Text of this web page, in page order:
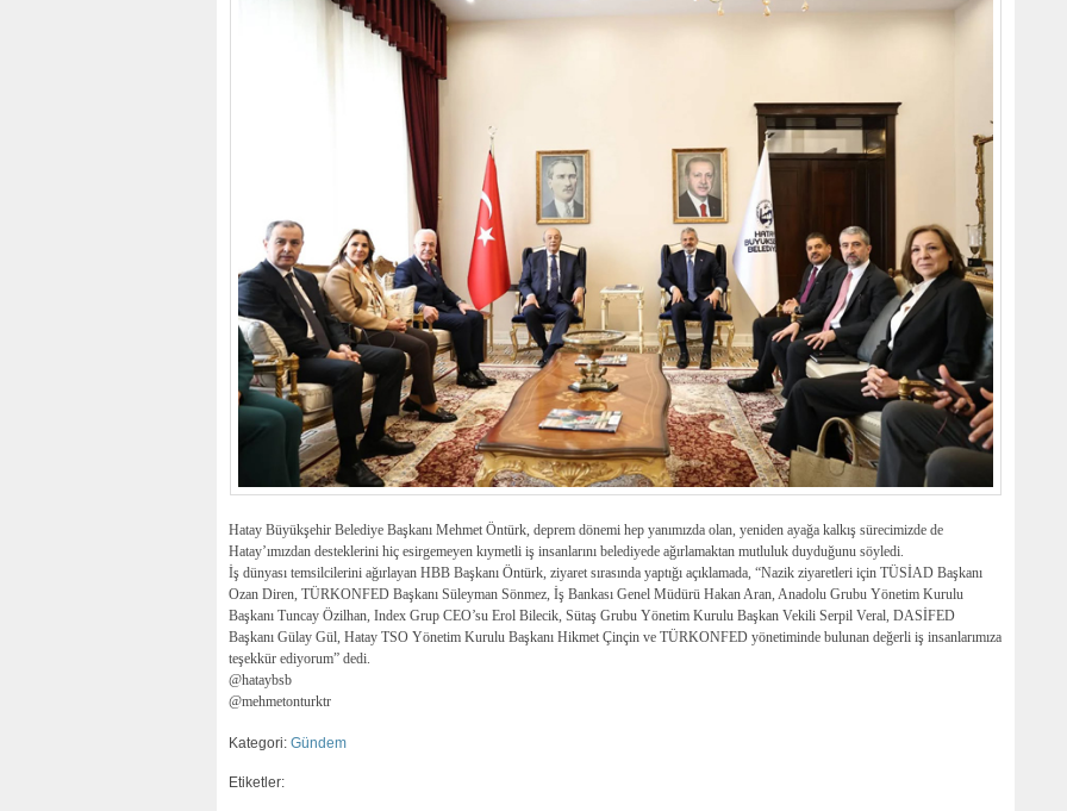
Hatay Büyükşehir Belediye Başkanı Mehmet Öntürk, deprem dönemi hep yanımızda olan, yeniden ayağa kalkış sürecimizde de
Hatay’ımızdan desteklerini hiç esirgemeyen kıymetli iş insanlarını belediyede ağırlamaktan mutluluk duyduğunu söyledi.
İş dünyası temsilcilerini ağırlayan HBB Başkanı Öntürk, ziyaret sırasında yaptığı açıklamada, “Nazik ziyaretleri için TÜSİAD Başkanı
Ozan Diren, TÜRKONFED Başkanı Süleyman Sönmez, İş Bankası Genel Müdürü Hakan Aran, Anadolu Grubu Yönetim Kurulu
Başkanı Tuncay Özilhan, Index Grup CEO’su Erol Bilecik, Sütaş Grubu Yönetim Kurulu Başkan Vekili Serpil Veral, DASİFED
Başkanı Gülay Gül, Hatay TSO Yönetim Kurulu Başkanı Hikmet Çinçin ve TÜRKONFED yönetiminde bulunan değerli iş insanlarımıza
teşekkür ediyorum” dedi.
@hataybsb
@mehmetonturktr
Kategori: Gündem
Etiketler: